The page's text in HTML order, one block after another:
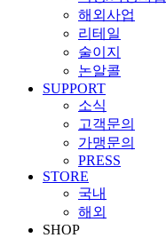
해외사업
리테일
술이지
논알콜
SUPPORT
소식
고객문의
가맹문의
PRESS
STORE
국내
해외
SHOP